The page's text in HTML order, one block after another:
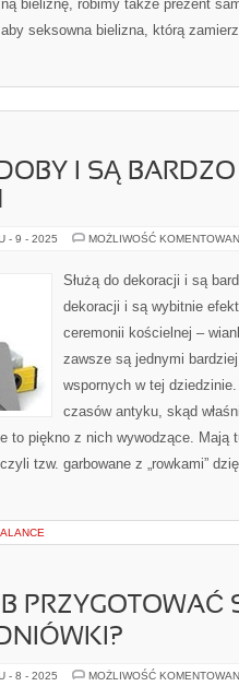
bieliznę, robimy także prezent
seksowna bielizna, którą
I SĄ BARDZO
- 9 - 2025 MOŻLIWOŚĆ
Służą do dekoracji i są
dekoracji i są wybitnie
ceremonii kościelnej –
zawsze są jednymi
wspornych w tej
czasów antyku, skąd
to piękno z nich wywodzące. Mają
tzw. garbowane z „rowkami”
PRZYGOTOWAĆ
- 8 - 2025 MOŻLIWOŚĆ